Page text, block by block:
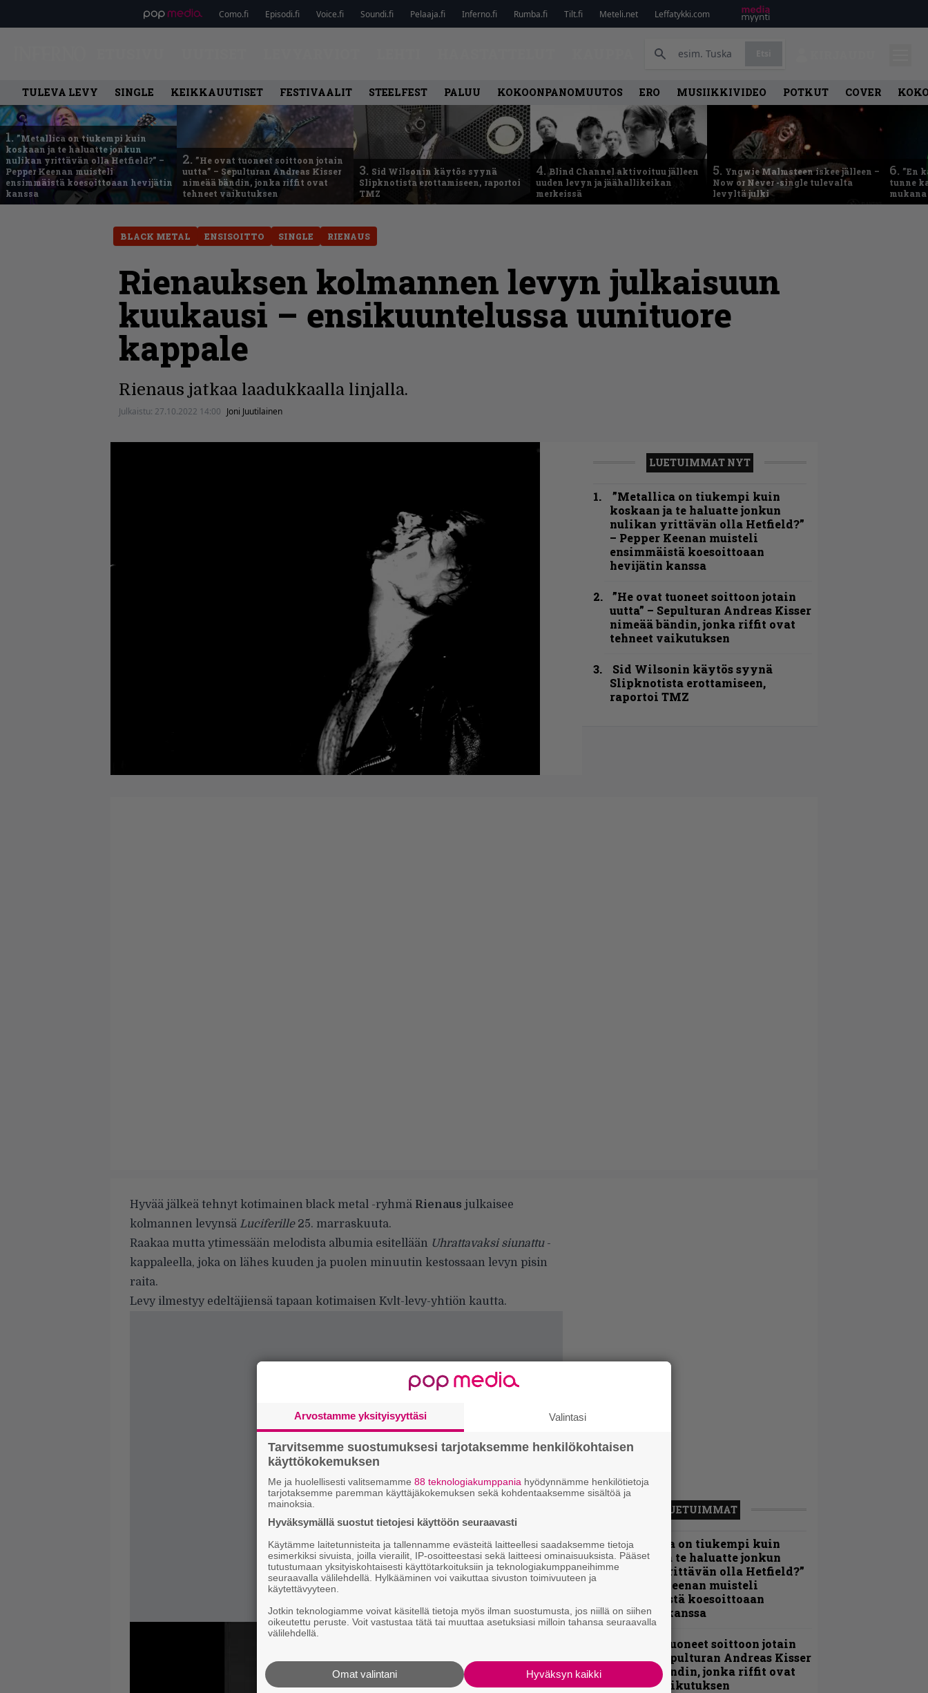
Como.fi Episodi.fi Voice.fi Soundi.fi Pelaaja.fi Inferno.fi Rumba.fi Tilt.fi Meteli.net Leffatykki.com
TULEVA LEVY SINGLE KEIKKAUUTISET FESTIVAALIT STEELFEST PALUU KOKOONPANOMUUTOS ERO MUSIIKKIVIDEO POTKUT COVER
1. ”Metallica on tiukempi kuin
koskaan ja te haluatte jonkun
nulikan yrittävän olla Hetfield?” –
Pepper Keenan muisteli
ensimmäistä koesoittoaan hevijätin
kanssa
2. ”He ovat tuoneet soittoon jotain
uutta” – Sepulturan Andreas Kisser
nimeää bändin, jonka riffit ovat
tehneet vaikutuksen
3. Sid Wilsonin käytös syynä
Slipknotista erottamiseen, raportoi
TMZ
4.Blind Channel aktivoituu jälleen
uuden levyn ja jäähallikeikan
merkeissä
5. Yngwie Malmsteen iskee jälleen –
Now or Never -single tulevalta
levyltä julki
6. ”En
tunne
BLACK METAL ENSISOITTO SINGLE RIENAUS
Rienauksen kolmannen levyn julkaisuun
kuukausi – ensikuuntelussa uunituore
kappale
Rienaus jatkaa laadukkaalla linjalla.
Julkaistu: 27.10.2022 14:00 Joni Juutilainen
LUETUIMMAT NYT
”Metallica on tiukempi kuin
koskaan ja te haluatte jonkun
nulikan yrittävän olla Hetfield?”
– Pepper Keenan muisteli
ensimmäistä koesoittoaan
hevijätin kanssa
”He ovat tuoneet soittoon jotain
uutta” – Sepulturan Andreas Kisser
nimeää bändin, jonka riffit ovat
tehneet vaikutuksen
Sid Wilsonin käytös syynä
Slipknotista erottamiseen,
raportoi TMZ
Hyvää jälkeä tehnyt kotimainen black metal -ryhmä Rienaus julkaisee
kolmannen levynsä Luciferille25. marraskuuta.
Raakaa mutta ytimessään melodista albumia esitellään Uhrattavaksi siunattu-
kappaleella, joka on lähes kuuden ja puolen minuutin kestossaan levyn pisin
raita.
Levy ilmestyy edeltäjiensä tapaan kotimaisen Kvlt-levy-yhtiön kautta.
LUETUIMMAT
”Metallica on tiukempi kuin
koskaan ja te haluatte jonkun
nulikan yrittävän olla Hetfield?”
– Pepper Keenan muisteli
ensimmäistä koesoittoaan
hevijätin kanssa
”He ovat tuoneet soittoon jotain
uutta” – Sepulturan Andreas Kisser
nimeää bändin, jonka riffit ovat
tehneet vaikutuksen
Arvostamme yksityisyyttäsi Valintasi
Tarvitsemme suostumuksesi tarjotaksemme henkilökohtaisen
käyttökokemuksen
Me ja huolellisesti valitsemamme 88 teknologiakumppania hyödynnämme henkilötietoja
tarjotaksemme paremman käyttäjäkokemuksen sekä kohdentaaksemme sisältöä ja
mainoksia.
Hyväksymällä suostut tietojesi käyttöön seuraavasti
Käytämme laitetunnisteita ja tallennamme evästeitä laitteellesi saadaksemme tietoja
esimerkiksi sivuista, joilla vierailit, IP-osoitteestasi sekä laitteesi ominaisuuksista. Pääset
tutustumaan yksityiskohtaisesti käyttötarkoituksiin ja teknologiakumppaneihimme
seuraavalla välilehdellä. Hylkääminen voi vaikuttaa sivuston toimivuuteen ja
käytettävyyteen.
Jotkin teknologiamme voivat käsitellä tietoja myös ilman suostumusta, jos niillä on siihen
oikeutettu peruste. Voit vastustaa tätä tai muuttaa asetuksiasi milloin tahansa seuraavalla
välilehdellä.
Hyväksyn kaikki
Omat valintani